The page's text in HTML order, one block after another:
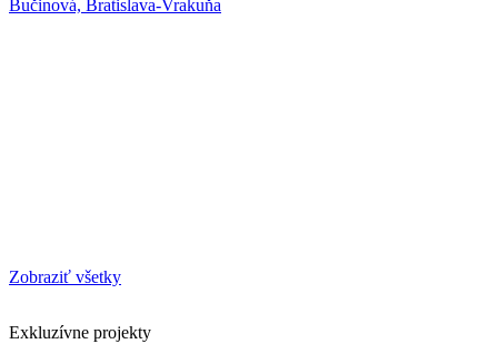
Bučinová, Bratislava-Vrakuňa
Zobraziť všetky
Exkluzívne projekty